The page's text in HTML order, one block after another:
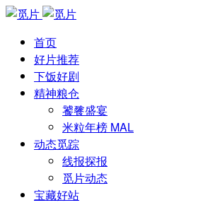
首页
好片推荐
下饭好剧
精神粮仓
饕餮盛宴
米粒年榜 MAL
动态觅踪
线报探报
觅片动态
宝藏好站